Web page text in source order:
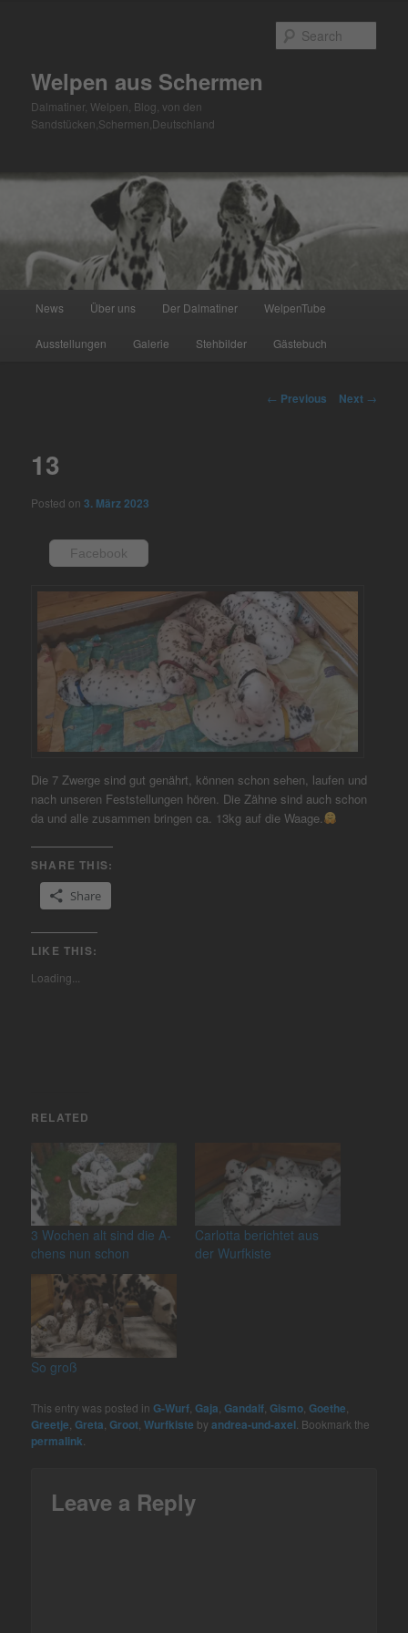
Welpen aus Schermen
Dalmatiner, Welpen, Blog, von den
Sandstücken,Schermen,Deutschland
News Über uns Der Dalmatiner WelpenTube
Ausstellungen Galerie Stehbilder Gästebuch
Post
← Previous Next →
13
Posted on3. März 2023
Facebook
Die 7 Zwerge sind gut genährt, können schon sehen, laufen und
nach unseren Feststellungen hören. Die Zähne sind auch schon
da und alle zusammen bringen ca. 13kg auf die Waage.
SHARE THIS:
Share
LIKE THIS:
Loading...
RELATED
3 Wochen alt sind die A-
chens nun schon
Carlotta berichtet aus
der Wurfkiste
So groß
This entry was posted inG-Wurf ,Gaja ,Gandalf ,Gismo ,Goethe
Greetje ,Greta ,Groot ,Wurfkiste byandrea-und-axel . Bookmark the
permalink
Leave a Reply